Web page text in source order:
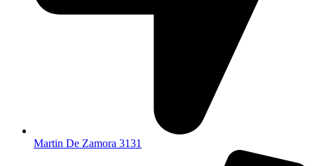
Martin De Zamora 3131